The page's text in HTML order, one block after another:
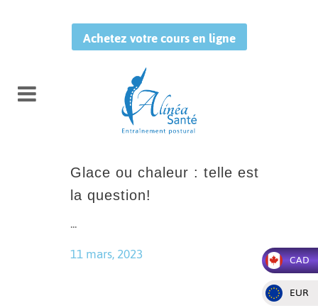
CAD
EUR
Achetez votre cours en ligne
Glace ou chaleur : telle est
la question!
...
11 mars, 2023